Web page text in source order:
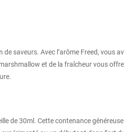
saveurs. Avec l’arôme Freed, vous
et de la fraîcheur vous
de 30ml. Cette contenance